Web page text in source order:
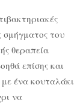
σμήγματος του
θεραπεία
επίσης και
ένα κουταλάκι
να